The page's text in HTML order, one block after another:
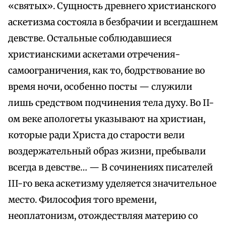
«святых». Сущность древнего христианского
аскетизма состояла в безбрачии и всегдашнем
девстве. Остальные соблюдавшиеся
христианскими аскетами отречения-
самоограничения, как то, бодрствование во
время ночи, особенно посты — служили
лишь средством подчинения тела духу. Во II-
ом веке апологеты указывают на христиан,
которые ради Христа до старости вели
воздержательный образ жизни, пребывали
всегда в девстве… — В сочинениях писателей
III-го века аскетизму уделяется значительное
место. Философия того времени,
неоплатонизм, отождествляя материю со